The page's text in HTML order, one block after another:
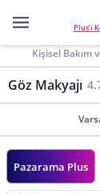
Plus'ı
Kişisel Bakım
Göz Makyajı
Pazarama Plus